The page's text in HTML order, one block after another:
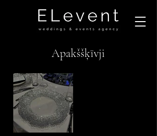
Apakššķīvji